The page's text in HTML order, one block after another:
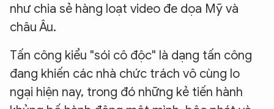
như chia sẻ hàng loạt video đe dọa Mỹ và
châu Âu.
Tấn công kiểu "sói cô độc" là dạng tấn công
đang khiến các nhà chức trách vô cùng lo
ngại hiện nay, trong đó những kẻ tiến hành